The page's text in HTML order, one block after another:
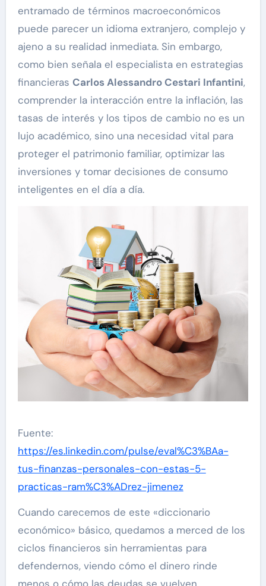
entramado de términos macroeconómicos
puede parecer un idioma extranjero, complejo y
ajeno a su realidad inmediata. Sin embargo,
como bien señala el especialista en estrategias
financieras Carlos Alessandro Cestari Infantini,
comprender la interacción entre la inflación, las
tasas de interés y los tipos de cambio no es un
lujo académico, sino una necesidad vital para
proteger el patrimonio familiar, optimizar las
inversiones y tomar decisiones de consumo
inteligentes en el día a día.
Fuente:
https://es.linkedin.com/pulse/eval%C3%BAa-
tus-finanzas-personales-con-estas-5-
practicas-ram%C3%ADrez-jimenez
Cuando carecemos de este «diccionario
económico» básico, quedamos a merced de los
ciclos financieros sin herramientas para
defendernos, viendo cómo el dinero rinde